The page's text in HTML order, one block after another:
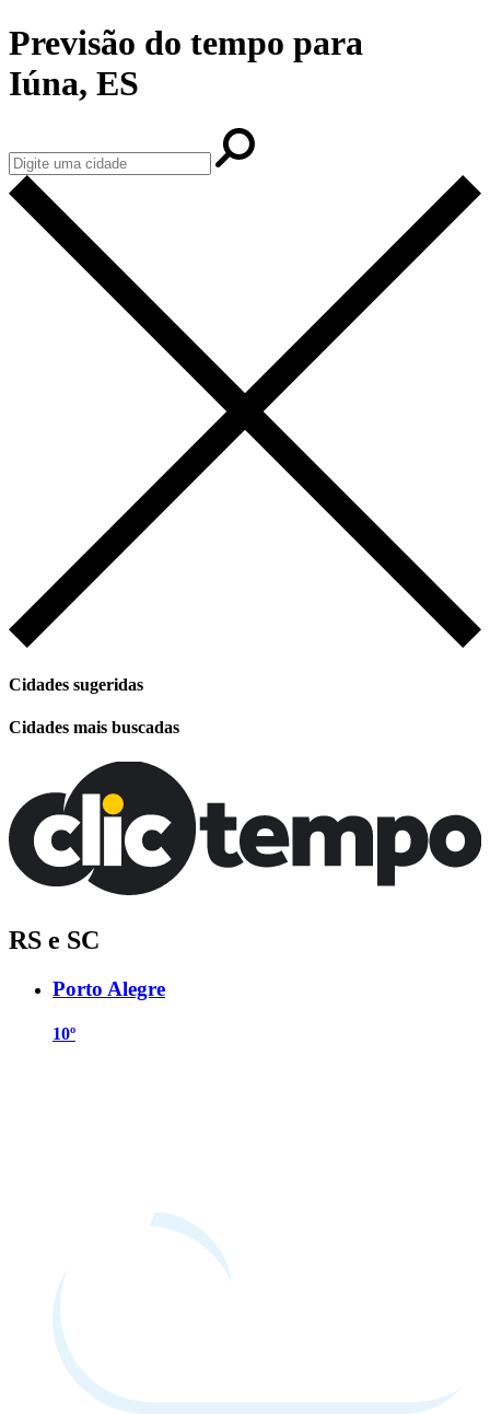
Previsão do tempo para
Iúna, ES
Cidades sugeridas
Cidades mais buscadas
RS e SC
Porto Alegre
10º